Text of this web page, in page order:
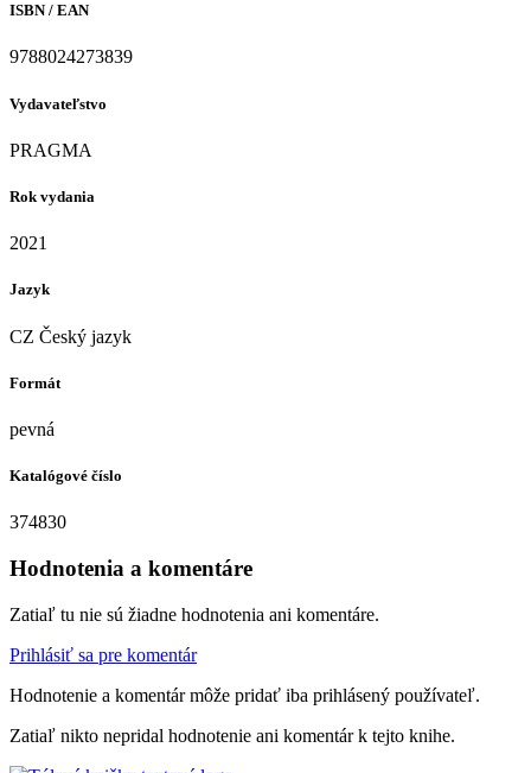
ISBN / EAN
9788024273839
Vydavateľstvo
PRAGMA
Rok vydania
2021
Jazyk
CZ Český jazyk
Formát
pevná
Katalógové číslo
374830
Hodnotenia a komentáre
Zatiaľ tu nie sú žiadne hodnotenia ani komentáre.
Prihlásiť sa pre komentár
Hodnotenie a komentár môže pridať iba prihlásený používateľ.
Zatiaľ nikto nepridal hodnotenie ani komentár k tejto knihe.